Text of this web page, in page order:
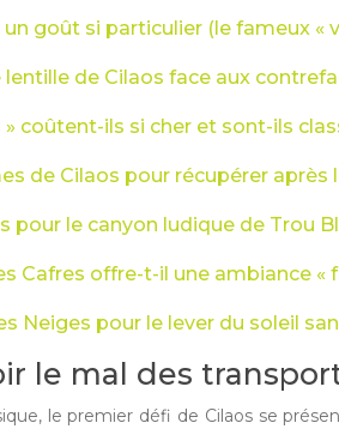
goût si particulier (le fameux «
de Cilaos face aux
» coûtent-ils si cher et sont-ils
de Cilaos pour récupérer après
pour le canyon ludique de Trou
Cafres offre-t-il une ambiance «
Neiges pour le lever du soleil
le mal des
le premier défi de Cilaos se